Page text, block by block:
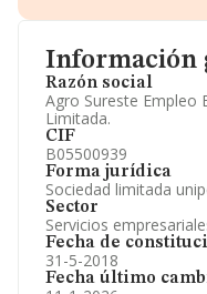
Información
Razón social
Agro Sureste Empleo
Limitada.
CIF
B05500939
Forma jurídica
Sociedad limitada
Sector
Servicios
Fecha de
31-5-2018
Fecha último
Accionistas.
Artículos de
Información